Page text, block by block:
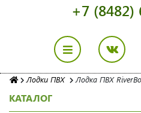
+7 (8482)
Лодки ПВХ Лодка ПВХ
КАТАЛОГ